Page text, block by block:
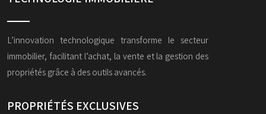
L’innovation technologique transforme le secteur
immobilier, facilitant l’achat, la vente et la gestion des
propriétés grâce à des outils avancés.
PROPRIÉTÉS EXCLUSIVES